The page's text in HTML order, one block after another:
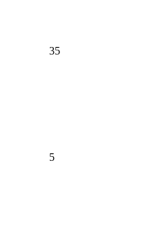
35
5